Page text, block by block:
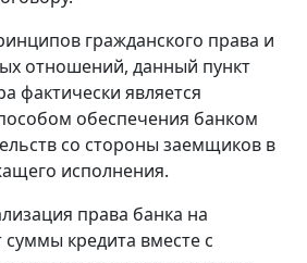
гражданского права и
отношений, данный пункт
фактически является
обеспечения банком
со стороны заемщиков в
исполнения.
права банка на
кредита вместе с